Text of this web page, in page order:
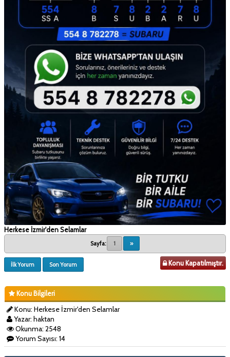
Herkese İzmir'den Selamlar
Sayfa: 1 »
İlk Yorum Son Yorum Konu Kapatılmıştır.
Konu Bilgileri
Konu: Herkese İzmir'den Selamlar
Yazar: haktan
Okunma: 2548
Yorum Sayısı: 14